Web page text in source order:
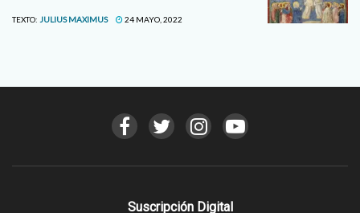
TEXTO: JULIUS MAXIMUS 24 MAYO, 2022
Suscripción Digital